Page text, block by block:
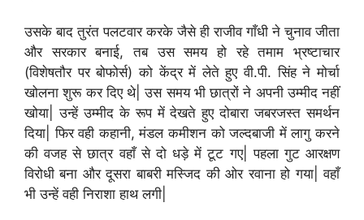
उसके बाद तुरंत पलटवार करके जैसे ही राजीव गाँधी ने चुनाव जीता
और सरकार बनाई, तब उस समय हो रहे तमाम भ्रष्टाचार
(विशेषतौर पर बोफोर्स) को केंद्र में लेते हुए वी.पी. सिंह ने मोर्चा
खोलना शुरू कर दिए थे| उस समय भी छात्रों ने अपनी उम्मीद नहीं
खोया| उन्हें उम्मीद के रूप में देखते हुए दोबारा जबरजस्त समर्थन
दिया| फिर वही कहानी, मंडल कमीशन को जल्दबाजी में लागु करने
की वजह से छात्र वहाँ से दो धड़े में टूट गए| पहला गुट आरक्षण
विरोधी बना और दूसरा बाबरी मस्जिद की ओर रवाना हो गया| वहाँ
भी उन्हें वही निराशा हाथ लगी|